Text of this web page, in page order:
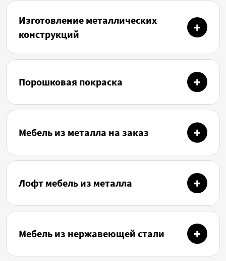
Изготовление металлических
конструкций
Порошковая покраска
Мебель из металла на заказ
Лофт мебель из металла
Мебель из нержавеющей стали